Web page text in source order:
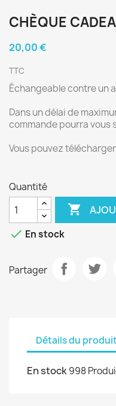
CHÈQUE
20,00 €
TTC
Échangeable contre un
Dans un délai de
commande pourra
Vous pouvez
Quantité

 En stock
Partager
Détails du produit
En stock998